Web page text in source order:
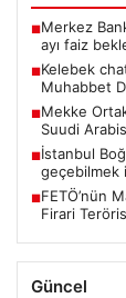
■Merkez
ayı faiz
■Kelebek
Muhabbet
■Mekke
Suudi
■İstanbul
geçebilmek
■FETÖ’nün
Firari
Güncel